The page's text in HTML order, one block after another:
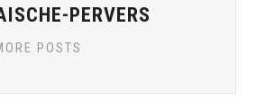
PERVERS
POSTS